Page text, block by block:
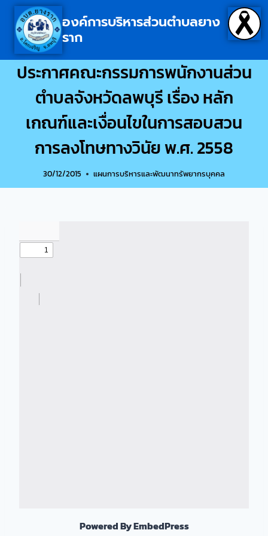
องค์การบริหารส่วนตำบลยาง
ราก
ประกาศคณะกรรมการพนักงานส่วน
ตำบลจังหวัดลพบุรี เรื่อง หลัก
เกณฑ์และเงื่อนไขในการสอบสวน
การลงโทษทางวินัย พ.ศ. 2558
30/12/2015 แผนการบริหารและพัฒนาทรัพยากรบุคคล
Powered By EmbedPress